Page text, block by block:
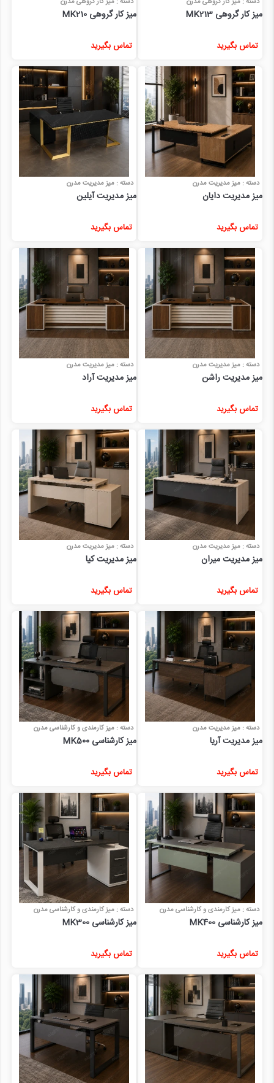
میز کار گروهی MK213
تماس بگیرید
میز کار گروهی MK210
تماس بگیرید
دسته : میز مدیریت مدرن
میز مدیریت دایان
تماس بگیرید
دسته : میز مدیریت مدرن
میز مدیریت آیلین
تماس بگیرید
دسته : میز مدیریت مدرن
میز مدیریت راشن
تماس بگیرید
دسته : میز مدیریت مدرن
میز مدیریت آراد
تماس بگیرید
دسته : میز مدیریت مدرن
میز مدیریت میران
تماس بگیرید
دسته : میز مدیریت مدرن
میز مدیریت کیا
تماس بگیرید
دسته : میز مدیریت مدرن
میز مدیریت آریا
تماس بگیرید
دسته : میز کارمندی و کارشناسی مدرن
میز کارشناسی MK500
تماس بگیرید
دسته : میز کارمندی و کارشناسی مدرن
میز کارشناسی MK400
تماس بگیرید
دسته : میز کارمندی و کارشناسی مدرن
میز کارشناسی MK300
تماس بگیرید